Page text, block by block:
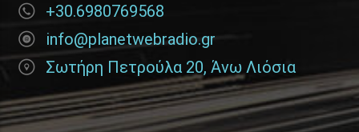
+30.6980769568
info@planetwebradio.gr
Σωτήρη Πετρούλα 20, Άνω Λιόσια